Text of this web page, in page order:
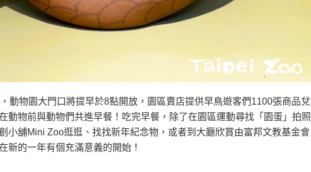
動物園大門口將提早於8點開放，園區賣店提供早鳥遊客們1100張商品兌
動物前與動物們共進早餐！吃完早餐，除了在園區運動尋找「園蛋」拍照
小舖Mini Zoo逛逛、找找新年紀念物，或者到大廳欣賞由富邦文教基金會
新的一年有個充滿意義的開始！